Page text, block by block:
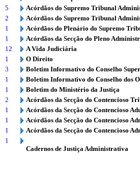
5
Acórdãos do Supremo Tribunal
2
Acórdãos do Supremo Tribunal
1
Acórdãos do Plenário do Supremo
1
Acórdãos da Secção do Pleno
12
A Vida Judiciária
1
O Direito
3
Boletim Informativo do Conselho
1
Boletim Informativo do Conselho dos
1
Boletim do Ministério da Justiça
2
Acórdãos da Secção do Contencioso
1
Acórdãos da Secção do Contencioso
1
Acórdãos da Secção do Contencioso
1
Acórdãos da Secção do Contencioso
1
Cadernos de Justiça Administrativa